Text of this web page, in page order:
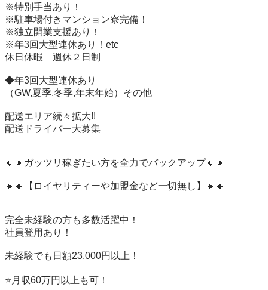
※特別手当あり！
※駐車場付きマンション寮完備！
※独立開業支援あり！
※年3回大型連休あり！etc
休日休暇　週休２日制
◆年3回大型連休あり
（GW,夏季,冬季,年末年始）その他
配送エリア続々拡大!!
配送ドライバー大募集
🔸🔸ガッツリ稼ぎたい方を全力でバックアップ🔸🔸
🔹🔹【ロイヤリティーや加盟金など一切無し】🔹🔹
完全未経験の方も多数活躍中！
社員登用あり！
未経験でも日額23,000円以上！
⭐️月収60万円以上も可！